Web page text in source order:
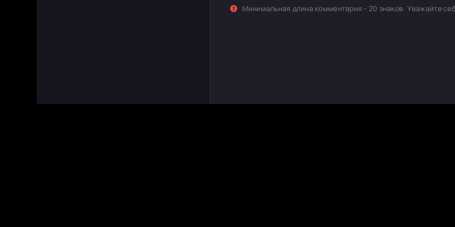
Минимальная длина комментария - 20 знаков. Уважайте